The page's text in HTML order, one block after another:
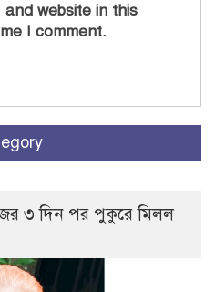
and website in this
I comment.
৩ দিন পর পুকুরে মিলল